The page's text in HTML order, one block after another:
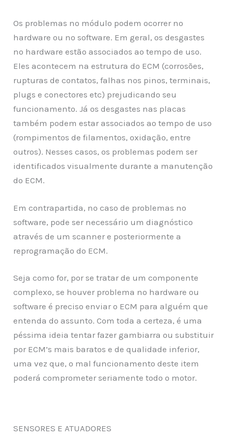
Os problemas no módulo podem ocorrer no
hardware ou no software. Em geral, os desgastes
no hardware estão associados ao tempo de uso.
Eles acontecem na estrutura do ECM (corrosões,
rupturas de contatos, falhas nos pinos, terminais,
plugs e conectores etc) prejudicando seu
funcionamento. Já os desgastes nas placas
também podem estar associados ao tempo de uso
(rompimentos de filamentos, oxidação, entre
outros). Nesses casos, os problemas podem ser
identificados visualmente durante a manutenção
do ECM.
Em contrapartida, no caso de problemas no
software, pode ser necessário um diagnóstico
através de um scanner e posteriormente a
reprogramação do ECM.
Seja como for, por se tratar de um componente
complexo, se houver problema no hardware ou
software é preciso enviar o ECM para alguém que
entenda do assunto. Com toda a certeza, é uma
péssima ideia tentar fazer gambiarra ou substituir
por ECM’s mais baratos e de qualidade inferior,
uma vez que, o mal funcionamento deste item
poderá comprometer seriamente todo o motor.
SENSORES E ATUADORES